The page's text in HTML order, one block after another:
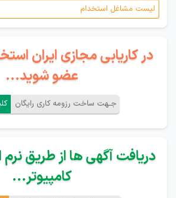
لیست مشاغل استخدام
در کاریابی مجازی ایران
عضو شوید...
جـهت ساخت رزومه کاری رایگان
دریافت آگهی ها از طریق نرم
کامپیوتر...